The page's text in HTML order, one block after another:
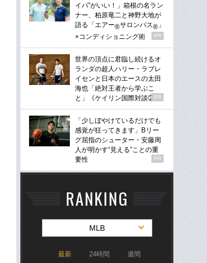
イパ”がいい！」箱根の名ラン
ナー、柏原竜二と神野大地が
語る「エアー®サロンパス® 」
×コンディショニング術
PR
世界の頂点に君臨し続けるオ
ランダの超人ハリー・ラブレ
イセンと日本のエースの太田
海也「絶対王者から学ぶこ
と」《ケイリン国際対談②》
PR
「少しぼやけているだけでも
感覚が狂ってきます」Bリー
グ屈指のシューター・安藤周
人が明かす“見える”ことの重
要性
PR
RANKING
MLB
最新 24時間 週間